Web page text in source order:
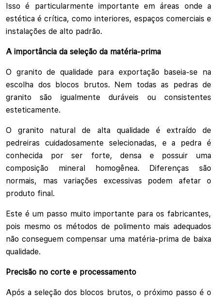
Isso é particularmente importante em áreas onde a
estética é crítica, como interiores, espaços comerciais e
instalações de alto padrão.
A importância da seleção da matéria-prima
O granito de qualidade para exportação baseia-se na
escolha dos blocos brutos. Nem todas as pedras de
granito são igualmente duráveis ou consistentes
esteticamente.
O granito natural de alta qualidade é extraído de
pedreiras cuidadosamente selecionadas, e a pedra é
conhecida por ser forte, densa e possuir uma
composição mineral homogênea. Diferenças são
normais, mas variações excessivas podem afetar o
produto final.
Este é um passo muito importante para os fabricantes,
pois mesmo os métodos de polimento mais adequados
não conseguem compensar uma matéria-prima de baixa
qualidade.
Precisão no corte e processamento
Após a seleção dos blocos brutos, o próximo passo é o